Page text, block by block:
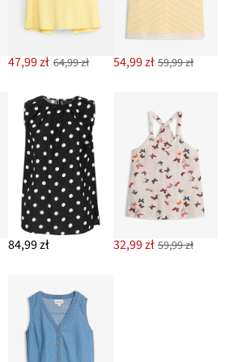
47,99 zł 64,99 zł 54,99 zł 59,99 zł
84,99 zł 32,99 zł 59,99 zł